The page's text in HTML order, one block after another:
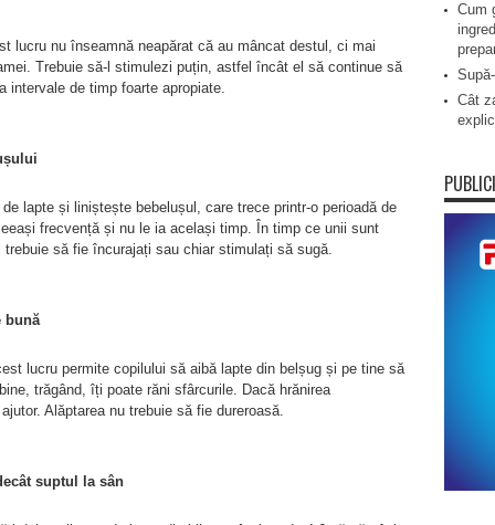
lucru nu înseamnă neapărat că au mâncat destul, ci mai
Trebuie să-l stimulezi puțin, astfel încât el să continue să
de timp foarte apropiate.
lapte și liniștește bebelușul, care trece printr-o perioadă de
frecvență și nu le ia același timp. În timp ce unii sunt
să fie încurajați sau chiar stimulați să sugă.
bună
lucru permite copilului să aibă lapte din belșug și pe tine să
trăgând, îți poate răni sfârcurile. Dacă hrănirea
Alăptarea nu trebuie să fie dureroasă.
suptul la sân
Cum
Cât